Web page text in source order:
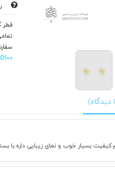
قطر گل
بسیار خوب و نمای زیبایی داره.با